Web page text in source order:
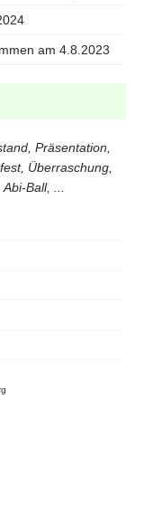
am 4.8.2023
Präsentation,
Überraschung,
Ball, ...